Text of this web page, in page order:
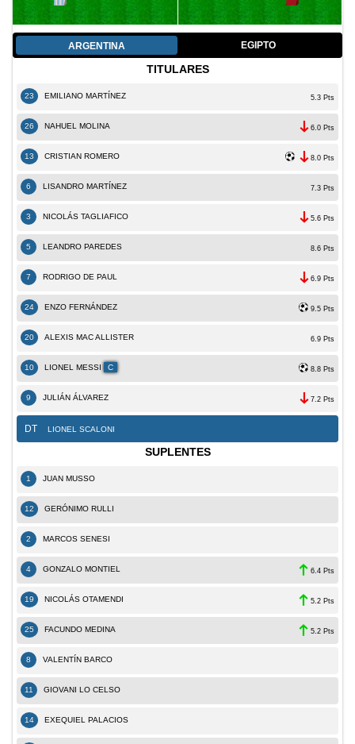
ARGENTINA EGIPTO
TITULARES
23 EMILIANO MARTÍNEZ 5.3 Pts
26 NAHUEL MOLINA 6.0 Pts
13 CRISTIAN ROMERO 8.0 Pts
6 LISANDRO MARTÍNEZ 7.3 Pts
3 NICOLÁS TAGLIAFICO 5.6 Pts
5 LEANDRO PAREDES 8.6 Pts
7 RODRIGO DE PAUL 6.9 Pts
24 ENZO FERNÁNDEZ 9.5 Pts
20 ALEXIS MAC ALLISTER 6.9 Pts
10 LIONEL MESSI C 8.8 Pts
9 JULIÁN ÁLVAREZ 7.2 Pts
DT LIONEL SCALONI
SUPLENTES
1 JUAN MUSSO
12 GERÓNIMO RULLI
2 MARCOS SENESI
4 GONZALO MONTIEL 6.4 Pts
19 NICOLÁS OTAMENDI 5.2 Pts
25 FACUNDO MEDINA 5.2 Pts
8 VALENTÍN BARCO
11 GIOVANI LO CELSO
14 EXEQUIEL PALACIOS